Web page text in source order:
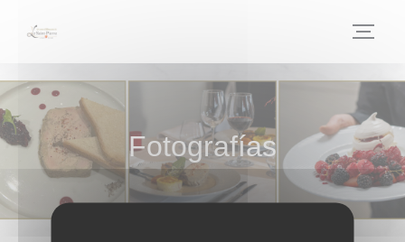
Fotografías